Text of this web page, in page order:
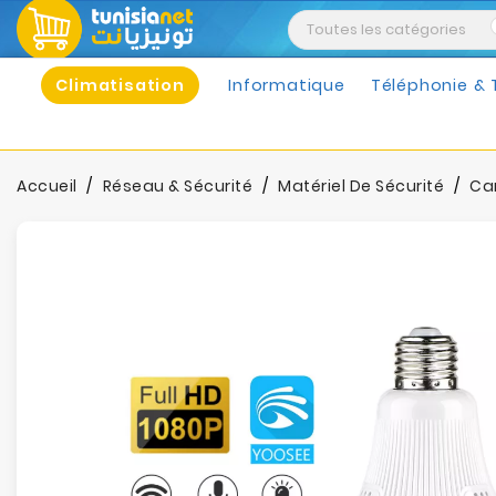
Climatisation Informatique Téléphonie &
Accueil Réseau & Sécurité Matériel De Sécurité